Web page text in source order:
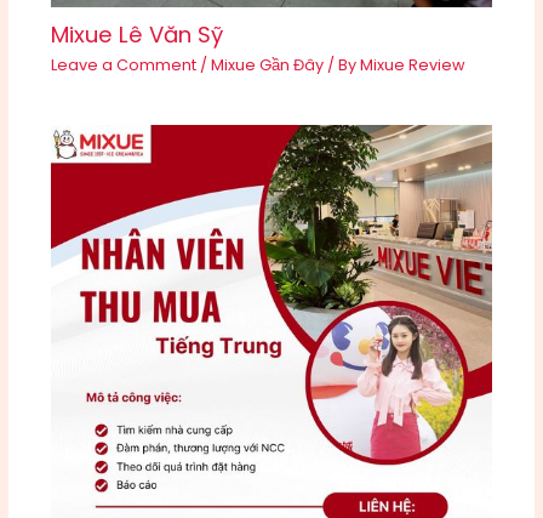
Mixue Lê Văn Sỹ
Leave a Comment / Mixue Gần Đây/ ByMixue Review